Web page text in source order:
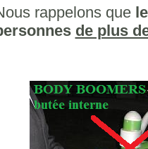
rappelons que
de plus